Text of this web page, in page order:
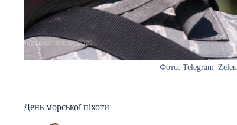
Фото: Telegram|
День морської піхоти